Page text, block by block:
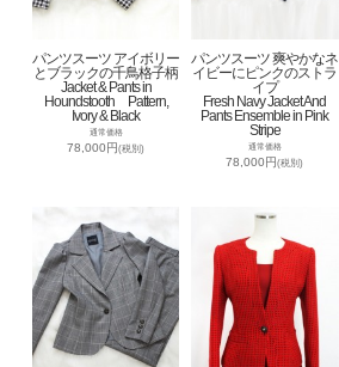
パンツスーツ アイボリー
とブラックの千鳥格子柄
Jacket & Pants in
Houndstooth Pattern,
Ivory & Black
通常価格
78,000円(税別)
パンツスーツ 爽やかなネ
イビーにピンクのストラ
イプ
Fresh Navy Jacket And
Pants Ensemble in Pink
Stripe
通常価格
78,000円(税別)